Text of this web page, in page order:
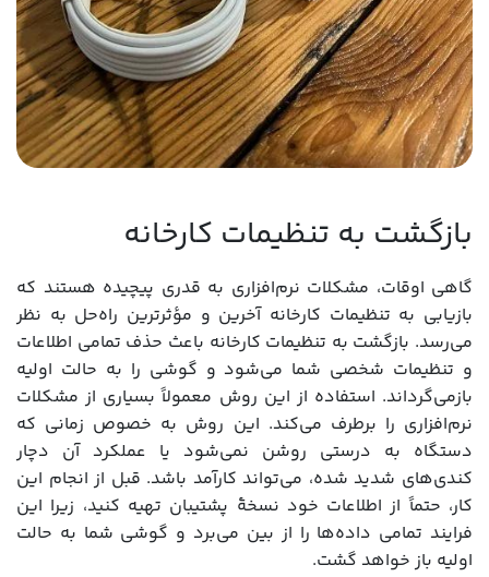
بازگشت به تنظیمات کارخانه
گاهی اوقات، مشکلات نرم‌افزاری به قدری پیچیده هستند که
بازیابی به تنظیمات کارخانه آخرین و مؤثرترین راه‌حل به نظر
می‌رسد. بازگشت به تنظیمات کارخانه باعث حذف تمامی اطلاعات
و تنظیمات شخصی شما می‌شود و گوشی را به حالت اولیه
بازمی‌گرداند. استفاده از این روش معمولاً بسیاری از مشکلات
نرم‌افزاری را برطرف می‌کند. این روش به خصوص زمانی که
دستگاه به درستی روشن نمی‌شود یا عملکرد آن دچار
کندی‌های شدید شده، می‌تواند کارآمد باشد. قبل از انجام این
کار، حتماً از اطلاعات خود نسخۀ پشتیبان تهیه کنید، زیرا این
فرایند تمامی داده‌ها را از بین می‌برد و گوشی شما به حالت
اولیه باز خواهد گشت.